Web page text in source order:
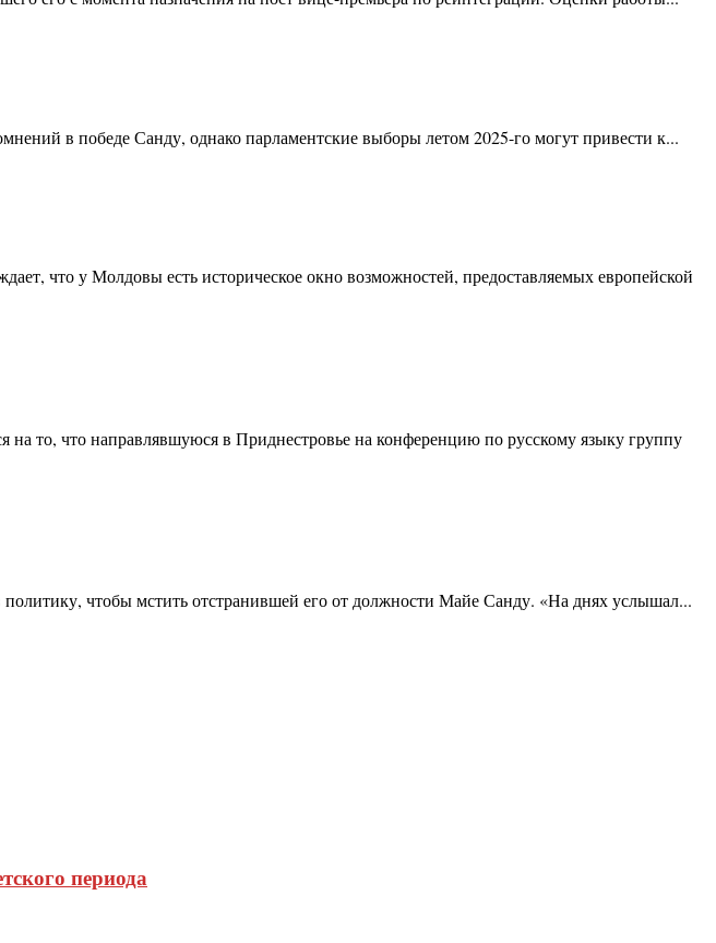
в победе Санду, однако парламентские выборы летом 2025-го могут привести к...
что у Молдовы есть историческое окно возможностей, предоставляемых европейской
то, что направлявшуюся в Приднестровье на конференцию по русскому языку группу
чтобы мстить отстранившей его от должности Майе Санду. «На днях услышал...
периода